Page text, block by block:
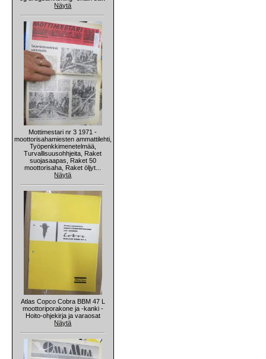
Näytä
Mottimestari nr 3 1971 -
moottorisahamiesten ammattilehti,
Työpenkkimenetelmää,
Turvallisuusohhjeita, Raket
suojasaapas, Raket 50
moottorisaha, Raket öljyt...
Näytä
Atlas Copco Cobra BBM 47 L
moottoriporakone ja -kanki -
Hoito-ohjekirja ja varaosat
Näytä